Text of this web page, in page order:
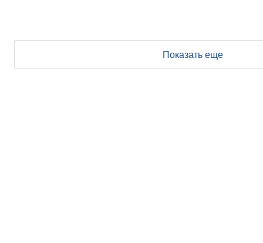
Показать еще